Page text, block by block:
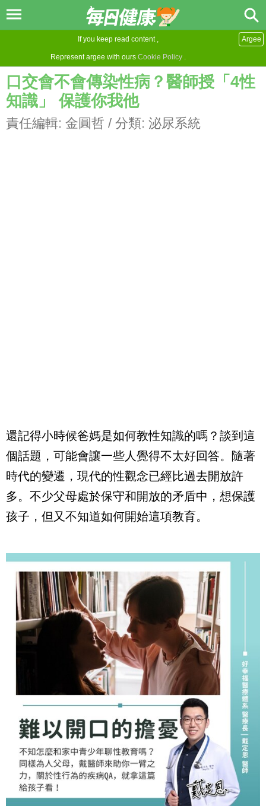
If you keep read content ,
Represent argee with ours Cookie Policy .
Argee
口交會不會傳染性病？醫師授「4性
知識」 保護你我他
責任編輯: 金圓哲 / 分類: 泌尿系統
還記得小時候爸媽是如何教性知識的嗎？談到這
個話題，可能會讓一些人覺得不太好回答。隨著
時代的變遷，現代的性觀念已經比過去開放許
多。不少父母處於保守和開放的矛盾中，想保護
孩子，但又不知道如何開始這項教育。